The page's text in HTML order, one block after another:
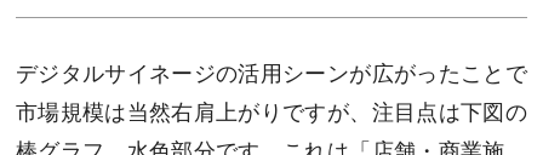
デジタルサイネージの活用シーンが広がったことで
市場規模は当然右肩上がりですが、注目点は下図の